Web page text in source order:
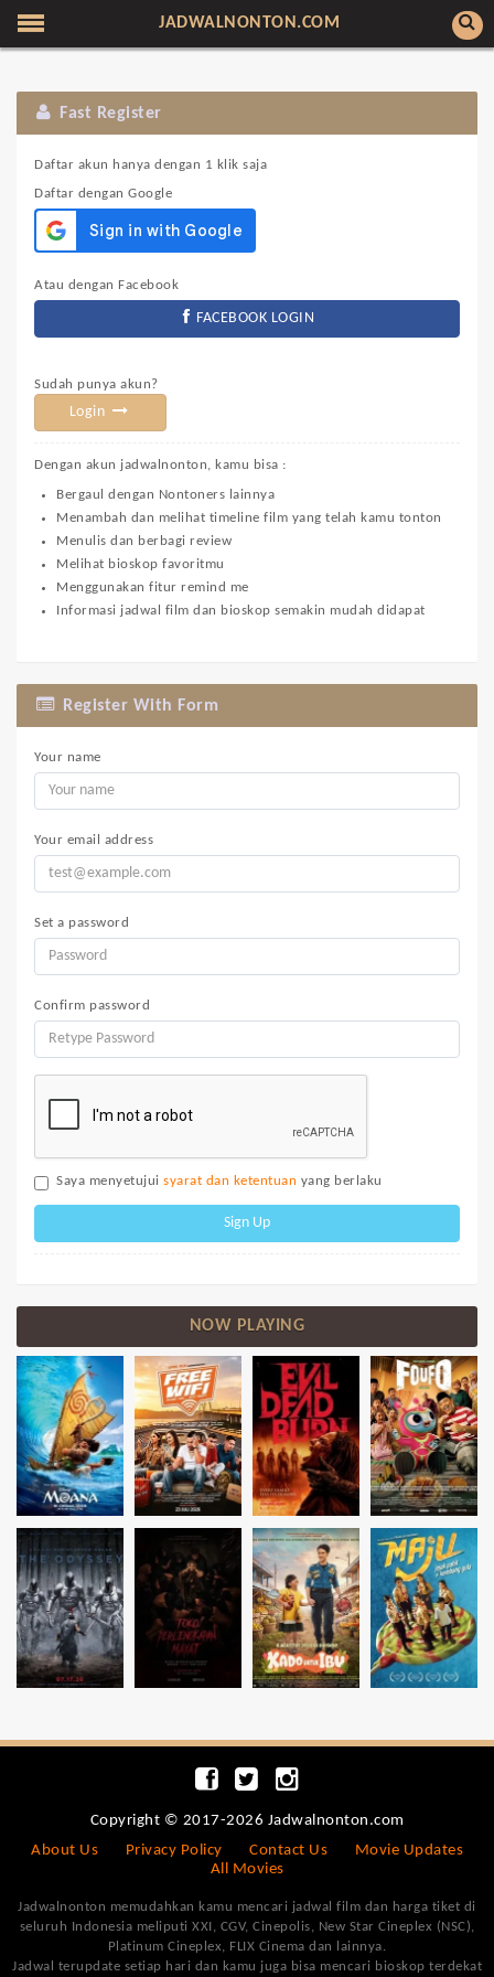
JADWALNONTON.COM
Fast Register
Daftar akun hanya dengan 1 klik saja
Daftar dengan Google
Atau dengan Facebook
FACEBOOK LOGIN
Sudah punya akun?
Login
Dengan akun jadwalnonton, kamu bisa :
Bergaul dengan Nontoners lainnya
Menambah dan melihat timeline film yang telah kamu tonton
Menulis dan berbagi review
Melihat bioskop favoritmu
Menggunakan fitur remind me
Informasi jadwal film dan bioskop semakin mudah didapat
Register With Form
Your name
Your email address
Set a password
Confirm password
Saya menyetujui syarat dan ketentuan yang berlaku
Sign Up
NOW PLAYING
Copyright © 2017-2026 Jadwalnonton.com
About Us
Privacy Policy Contact Us
Movie Updates
All Movies
Jadwalnonton memudahkan kamu mencari jadwal film dan harga tiket di
seluruh Indonesia meliputi XXI, CGV, Cinepolis, New Star Cineplex (NSC),
Platinum Cineplex, FLIX Cinema dan lainnya.
Jadwal terupdate setiap hari dan kamu juga bisa mencari bioskop terdekat